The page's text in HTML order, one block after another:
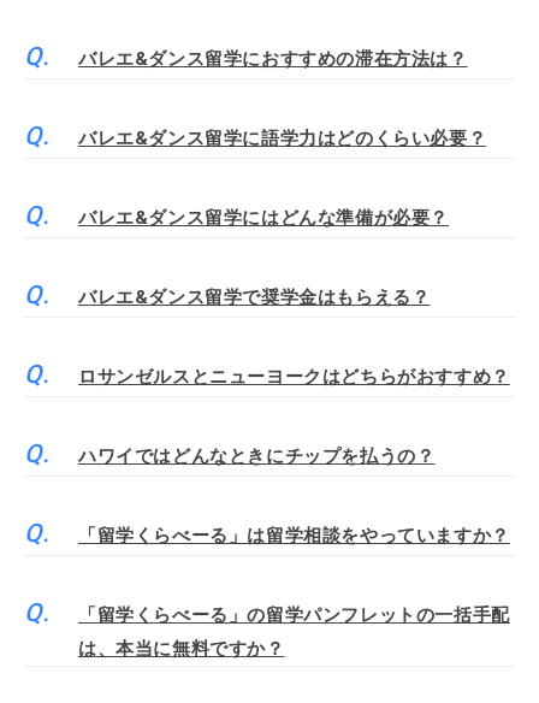
バレエ&ダンス留学におすすめの滞在方法は？
バレエ&ダンス留学に語学力はどのくらい必要？
バレエ&ダンス留学にはどんな準備が必要？
バレエ&ダンス留学で奨学金はもらえる？
ロサンゼルスとニューヨークはどちらがおすすめ？
ハワイではどんなときにチップを払うの？
「留学くらべーる」は留学相談をやっていますか？
「留学くらべーる」の留学パンフレットの一括手配
は、本当に無料ですか？